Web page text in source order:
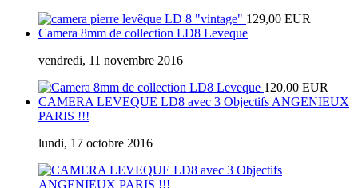
129,00 EUR
Camera 8mm de collection LD8 Leveque
vendredi, 11 novembre 2016
120,00 EUR
CAMERA LEVEQUE LD8 avec 3 Objectifs ANGENIEUX
PARIS !!!
lundi, 17 octobre 2016